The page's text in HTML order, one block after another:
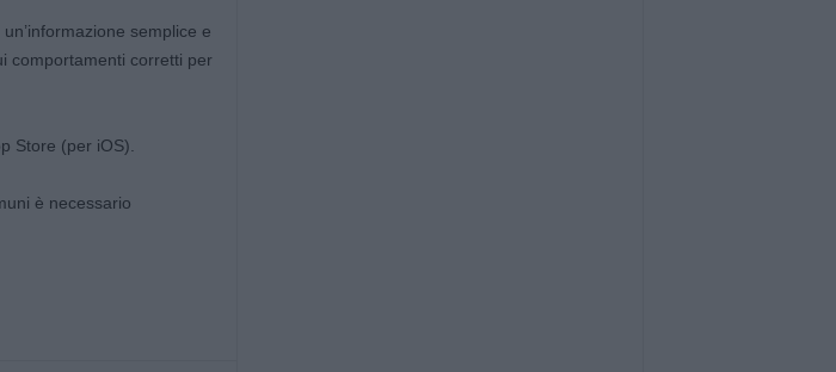
semplice e
comportamenti corretti per
Store (per iOS).
è necessario